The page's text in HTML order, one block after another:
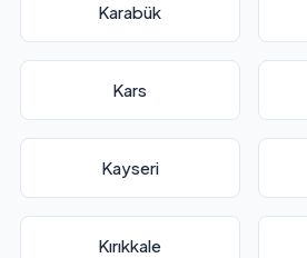
Karabük
Kars
Kayseri
Kırıkkale